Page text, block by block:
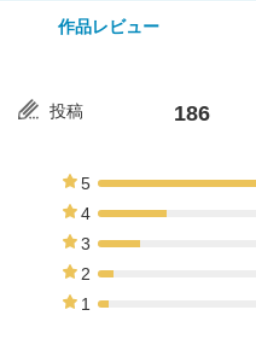
作品レビュー
投稿 186
5
4
3
2
1